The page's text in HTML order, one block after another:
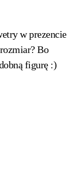
w prezencie
Bo
figurę :)